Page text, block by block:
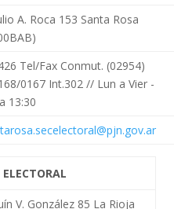
A. Roca 153 Santa Rosa
Tel/Fax Conmut. (02954)
0167 Int.302 // Lun a Vier -
13:30
V. González 85 La Rioja